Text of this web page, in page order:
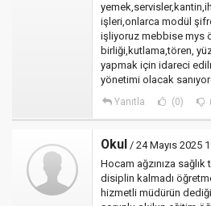
işleri,onlarca modül
işliyoruz mebbise mys
birliği,kutlama,tören,
yapmak için idareci
yönetimi olacak
Yanıtla (0)
Okul / 24 Mayıs 2025
Hocam ağzınıza sağlık
disiplin kalmadı
hizmetli müdürün